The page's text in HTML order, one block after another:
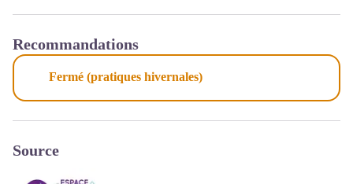
Recommandations
Fermé (pratiques hivernales)
Source